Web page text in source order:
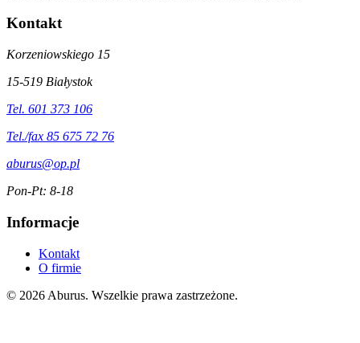
Kontakt
Korzeniowskiego 15
15-519 Białystok
Tel. 601 373 106
Tel./fax 85 675 72 76
aburus@op.pl
Pon-Pt: 8-18
Informacje
Kontakt
O firmie
© 2026 Aburus. Wszelkie prawa zastrzeżone.